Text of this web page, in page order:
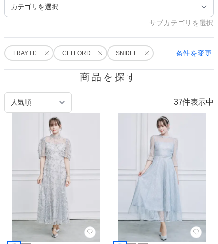
サブカテゴリを選択
FRAY I.D CELFORD SNIDEL 条件を変更
商品を探す
37件表示中